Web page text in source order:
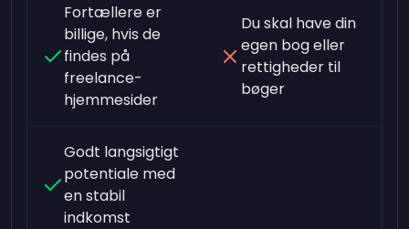
Fortællere er
billige, hvis de
findes på
freelance-
hjemmesider
Du skal have din
egen bog eller
rettigheder til
bøger
Godt langsigtigt
potentiale med
en stabil
indkomst